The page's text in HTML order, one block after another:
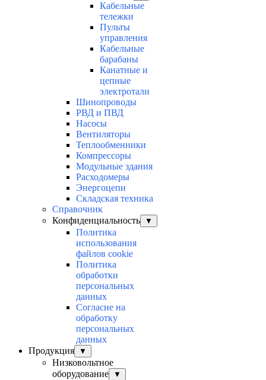
Кабельные
тележки
Пульты
управления
Кабельные
барабаны
Канатные и
цепные
электротали
Шинопроводы
РВД и ПВД
Насосы
Вентиляторы
Теплообменники
Компрессоры
Модульные здания
Расходомеры
Энергоцепи
Складская техника
Справочник
Конфиденциальность
▼
Политика
использования
файлов cookie
Политика
обработки
персональных
данных
Согласие на
обработку
персональных
данных
Продукция
▼
Низковольтное
оборудование
▼